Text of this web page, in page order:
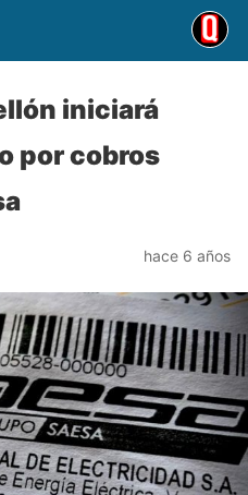
iniciará
por cobros
hace 6 años